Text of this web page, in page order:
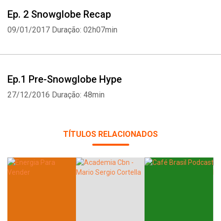
Ep. 2 Snowglobe Recap
09/01/2017 Duração: 02h07min
Ep.1 Pre-Snowglobe Hype
27/12/2016 Duração: 48min
TÍTULOS RELACIONADOS